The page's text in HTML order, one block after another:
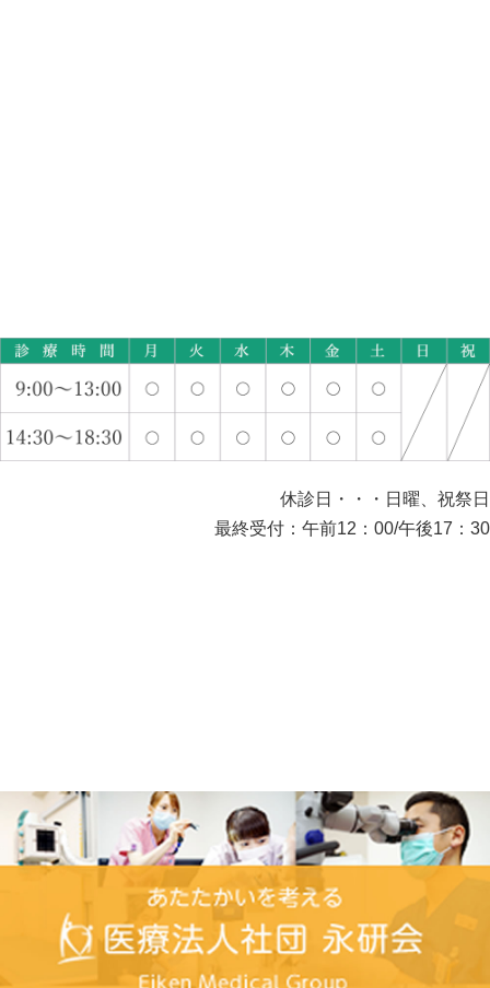
休診日・・・日曜、祝祭日
最終受付：午前12：00/午後17：30